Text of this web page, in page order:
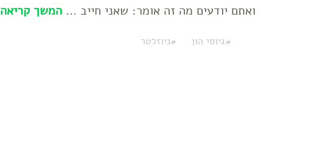
ואתם יודעים מה זה אומר: שאני חייב …המשך קריאה
גיוסי הון ניוזלטר